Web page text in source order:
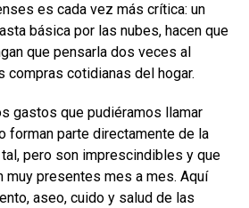
es cada vez más crítica: un
básica por las nubes, hacen que
que pensarla dos veces al
compras cotidianas del hogar.
gastos que pudiéramos llamar
forman parte directamente de la
pero son imprescindibles y que
muy presentes mes a mes. Aquí
aseo, cuido y salud de las